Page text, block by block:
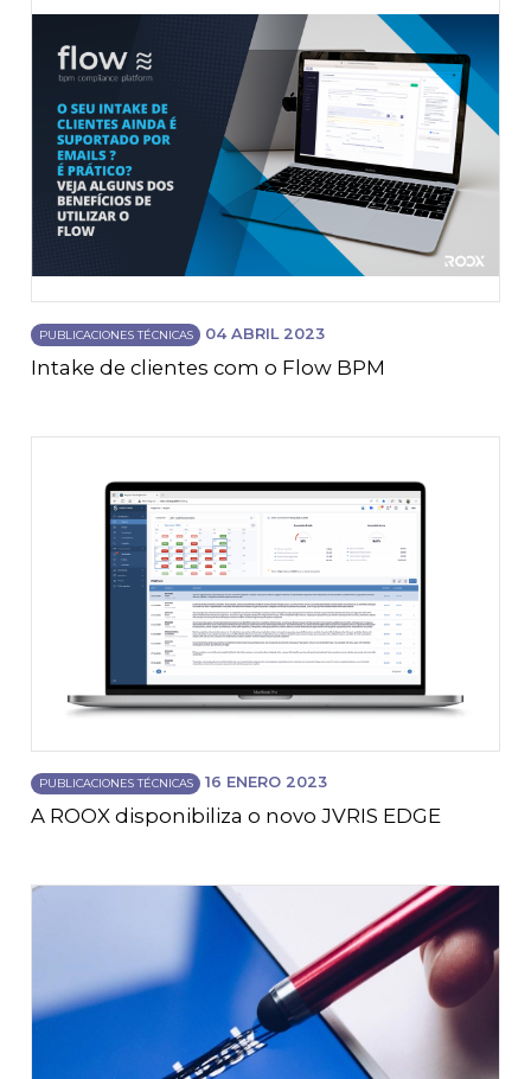
PUBLICACIONES TÉCNICAS 04 ABRIL 2023
Intake de clientes com o Flow BPM
PUBLICACIONES TÉCNICAS 16 ENERO 2023
A ROOX disponibiliza o novo JVRIS EDGE